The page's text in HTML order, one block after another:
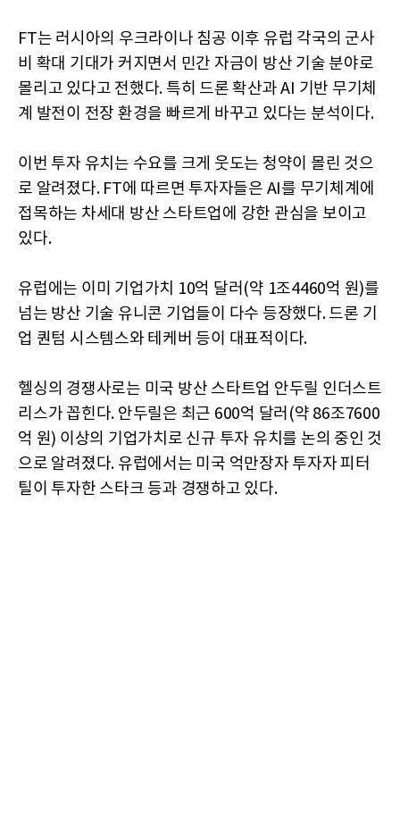
FT는 러시아의 우크라이나 침공 이후 유럽 각국의 군사
비 확대 기대가 커지면서 민간 자금이 방산 기술 분야로
몰리고 있다고 전했다. 특히 드론 확산과 AI 기반 무기체
계 발전이 전장 환경을 빠르게 바꾸고 있다는 분석이다.
이번 투자 유치는 수요를 크게 웃도는 청약이 몰린 것으
로 알려졌다. FT에 따르면 투자자들은 AI를 무기체계에
접목하는 차세대 방산 스타트업에 강한 관심을 보이고
있다.
유럽에는 이미 기업가치 10억 달러(약 1조4460억 원)를
넘는 방산 기술 유니콘 기업들이 다수 등장했다. 드론 기
업 퀀텀 시스템스와 테케버 등이 대표적이다.
헬싱의 경쟁사로는 미국 방산 스타트업 안두릴 인더스트
리스가 꼽힌다. 안두릴은 최근 600억 달러(약 86조7600
억 원) 이상의 기업가치로 신규 투자 유치를 논의 중인 것
으로 알려졌다. 유럽에서는 미국 억만장자 투자자 피터
틸이 투자한 스타크 등과 경쟁하고 있다.